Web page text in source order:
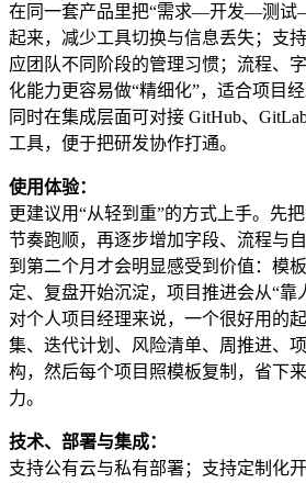
在同一套产品里把“需求—开发—测
起来，减少工具切换与信息丢失；支
应团队不同阶段的管理习惯；流程、
化能力更容易做“精细化”，适合项目
同时在集成层面可对接 GitHub、
工具，便于把研发协作打通。
使用体验：
更建议用“从轻到重”的方式上手。先
节奏跑顺，再逐步增加字段、流程与
到第二个月才会明显感受到价值：模
定、复盘开始沉淀，项目推进会从“靠
对个人项目经理来说，一个很好用的
集、迭代计划、风险清单、周推进、
构，然后每个项目照模板复制，省下
力。
技术、部署与集成：
支持公有云与私有部署；支持定制化